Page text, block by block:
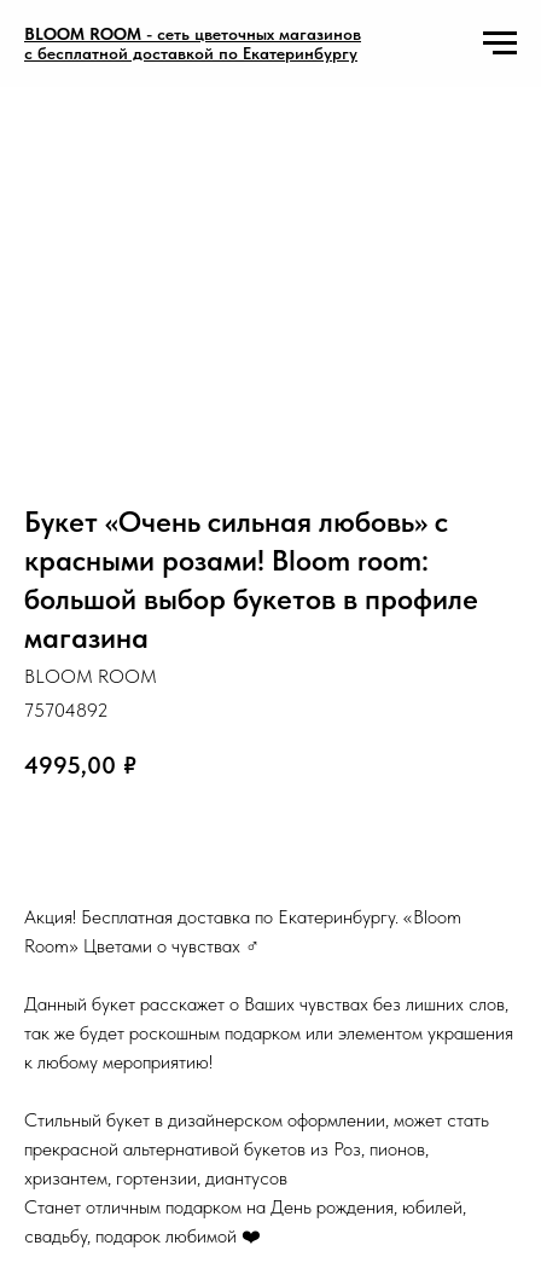
BLOOM ROOM - сеть цветочных магазинов
с бесплатной доставкой по Екатеринбургу
Букет «Очень сильная любовь» с
красными розами! Bloom room:
большой выбор букетов в профиле
магазина
BLOOM ROOM
75704892
4995,00 ₽
Акция! Бесплатная доставка по Екатеринбургу. «Bloom
Room» Цветами о чувствах ‍♂️
Данный букет расскажет о Ваших чувствах без лишних слов,
так же будет роскошным подарком или элементом украшения
к любому мероприятию!
Стильный букет в дизайнерском оформлении, может стать
прекрасной альтернативой букетов из Роз, пионов,
хризантем, гортензии, диантусов
Станет отличным подарком на День рождения, юбилей,
свадьбу, подарок любимой ❤️